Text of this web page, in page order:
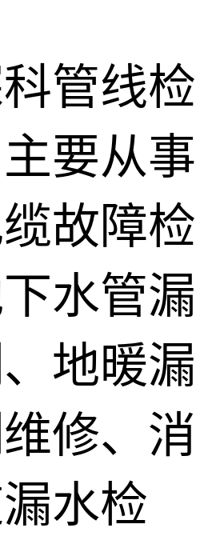
管线检
要从事
故障检
水管漏
地暖漏
修、消
水检